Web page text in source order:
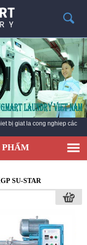
đặt, chuyển giao công
PHẨM
SU-STAR